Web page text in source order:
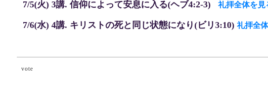
7/5(火) 3講. 信仰によって安息に入る(ヘブ4:2-3) 礼拝全体を見
7/6(水) 4講. キリストの死と同じ状態になり(ビリ3:10) 礼拝全
vote